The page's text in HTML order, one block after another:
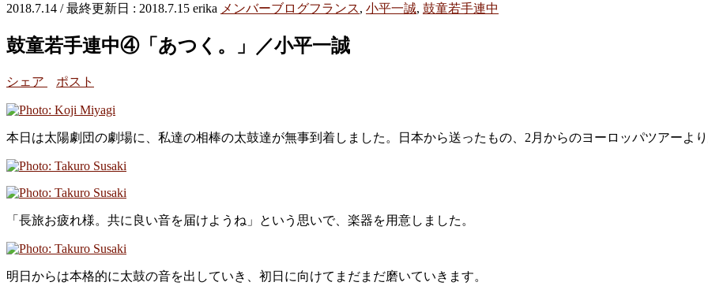
2018.7.14 / 最終更新日 : 2018.7.15 erika メンバーブログフランス, 小平一誠, 鼓童若手連中
鼓童若手連中④「あつく。」／小平一誠
シェア ポスト
本日は太陽劇団の劇場に、私達の相棒の太鼓達が無事到着しました。日本から送ったもの、2月からのヨーロッパツアーよ
「長旅お疲れ様。共に良い音を届けようね」という思いで、楽器を用意しました。
明日からは本格的に太鼓の音を出していき、初日に向けてまだまだ磨いていきます。